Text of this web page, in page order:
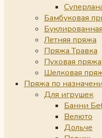
Бамбуковая
Летняя пряжа
Пряжа Травка
Пуховая пряжа
Шелковая
Пряжа по
Для игрушек
Банни
Велюто
Дольче